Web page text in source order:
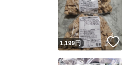
1,199円